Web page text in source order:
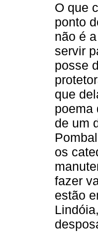
O que
ponto
não é
servir
posse
que
poema
de um
os
fazer
estão